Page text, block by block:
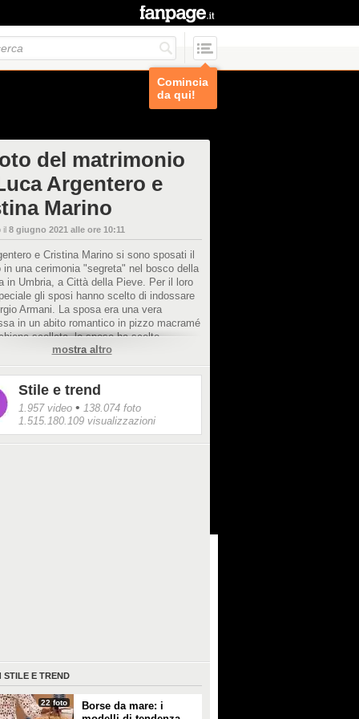
Comincia
da qui!
del matrimonio
Argentero e
Marino
il 8 giugno 2021 alle ore 10:11
e Cristina Marino si sono sposati il
in una cerimonia "segreta" nel bosco della
in Umbria, a Città della Pieve. Per il loro
gli sposi hanno scelto di indossare
Armani. La sposa era una vera
in un abito romantico in pizzo macramé
scollata, lo sposo ha scelto
di un completo blu tre pezzi.
mostra altro
Stile e trend
1.957 video • 138.074 foto
1.515.180.109 visualizzazioni
STILE E TREND
22 foto
Borse da mare: i